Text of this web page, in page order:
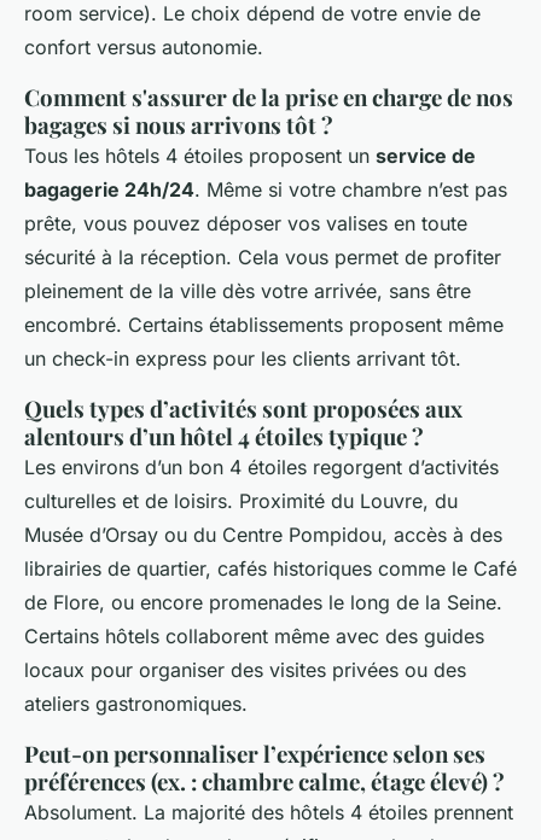
room service). Le choix dépend de votre envie de
confort versus autonomie.
Comment s'assurer de la prise en charge de nos
bagages si nous arrivons tôt ?
Tous les hôtels 4 étoiles proposent un service de
bagagerie 24h/24. Même si votre chambre n’est pas
prête, vous pouvez déposer vos valises en toute
sécurité à la réception. Cela vous permet de profiter
pleinement de la ville dès votre arrivée, sans être
encombré. Certains établissements proposent même
un check-in express pour les clients arrivant tôt.
Quels types d’activités sont proposées aux
alentours d’un hôtel 4 étoiles typique ?
Les environs d’un bon 4 étoiles regorgent d’activités
culturelles et de loisirs. Proximité du Louvre, du
Musée d’Orsay ou du Centre Pompidou, accès à des
librairies de quartier, cafés historiques comme le Café
de Flore, ou encore promenades le long de la Seine.
Certains hôtels collaborent même avec des guides
locaux pour organiser des visites privées ou des
ateliers gastronomiques.
Peut-on personnaliser l’expérience selon ses
préférences (ex. : chambre calme, étage élevé) ?
Absolument. La majorité des hôtels 4 étoiles prennent